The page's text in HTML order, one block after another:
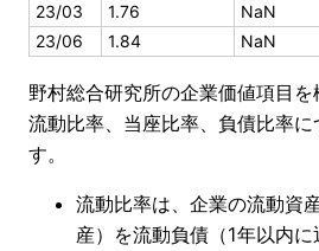
23/03
1.76 NaN
23/06
1.84 NaN
野村総合研究所の企業価値項目
流動比率、当座比率、負債比率に
す。
流動比率は、企業の流動資
産）を流動負債（1年以内